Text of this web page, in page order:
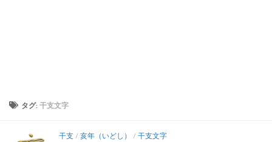
タグ:干支文字
干支 / 亥年（いどし） / 干支文字